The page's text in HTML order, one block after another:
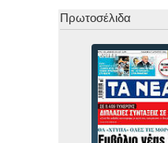
Πρωτοσέλιδα